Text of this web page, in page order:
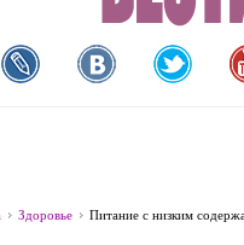
Здоровье Питание с низким